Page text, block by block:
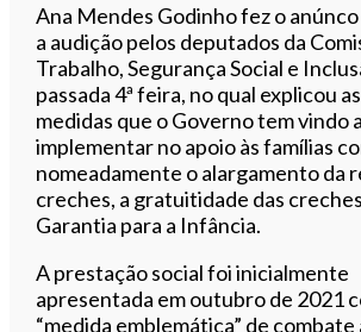
Ana Mendes Godinho fez o
a audição pelos deputados da
Trabalho, Segurança Social e
passada 4ª feira, no qual explicou
medidas que o Governo tem vindo a
implementar no apoio às famílias
nomeadamente o alargamento da
creches, a gratuitidade das
Garantia para a Infância.
A prestação social foi inicialmente
apresentada em outubro de 2021
“medida emblemática” de combate